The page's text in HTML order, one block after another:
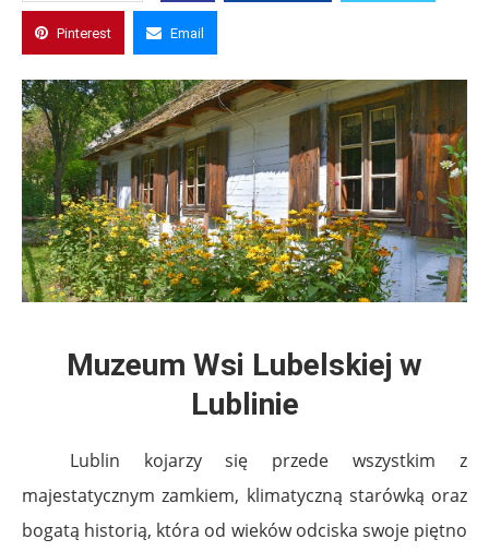
Pinterest Email
Muzeum Wsi Lubelskiej w
Lublinie
Lublin kojarzy się przede wszystkim z
majestatycznym zamkiem, klimatyczną starówką oraz
bogatą historią, która od wieków odciska swoje piętno